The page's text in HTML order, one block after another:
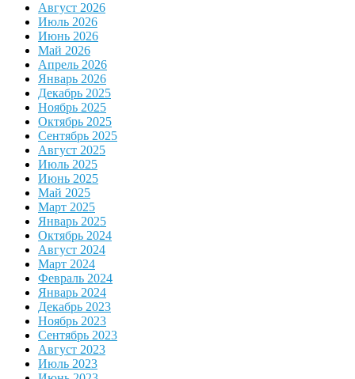
Август 2026
Июль 2026
Июнь 2026
Май 2026
Апрель 2026
Январь 2026
Декабрь 2025
Ноябрь 2025
Октябрь 2025
Сентябрь 2025
Август 2025
Июль 2025
Июнь 2025
Май 2025
Март 2025
Январь 2025
Октябрь 2024
Август 2024
Март 2024
Февраль 2024
Январь 2024
Декабрь 2023
Ноябрь 2023
Сентябрь 2023
Август 2023
Июль 2023